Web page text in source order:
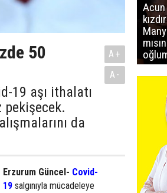
50
19 aşı ithalatı
da
A+
A-
Erzurum Güncel- Covid-
19 salgınıyla mücadeleye
Acun